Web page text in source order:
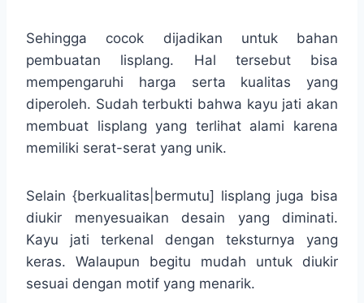
Sehingga cocok dijadikan untuk bahan
pembuatan lisplang. Hal tersebut bisa
mempengaruhi harga serta kualitas yang
diperoleh. Sudah terbukti bahwa kayu jati akan
membuat lisplang yang terlihat alami karena
memiliki serat-serat yang unik.
Selain {berkualitas|bermutu] lisplang juga bisa
diukir menyesuaikan desain yang diminati.
Kayu jati terkenal dengan teksturnya yang
keras. Walaupun begitu mudah untuk diukir
sesuai dengan motif yang menarik.